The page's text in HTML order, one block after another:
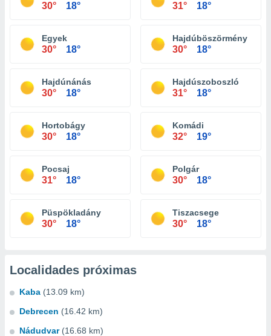
30° 18° 31° 18°
Egyek
30° 18°
Hajdúböszörmény
30° 18°
Hajdúnánás
30° 18°
Hajdúszoboszló
31° 18°
Hortobágy
30° 18°
Komádi
32° 19°
Pocsaj
31° 18°
Polgár
30° 18°
Püspökladány
30° 18°
Tiszacsege
30° 18°
Localidades próximas
Kaba (13.09 km)
Debrecen (16.42 km)
Nádudvar (16.68 km)